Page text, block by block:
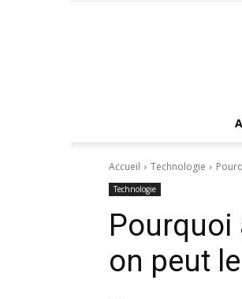
Accueil Technologie
Technologie
Pourquoi
on peut